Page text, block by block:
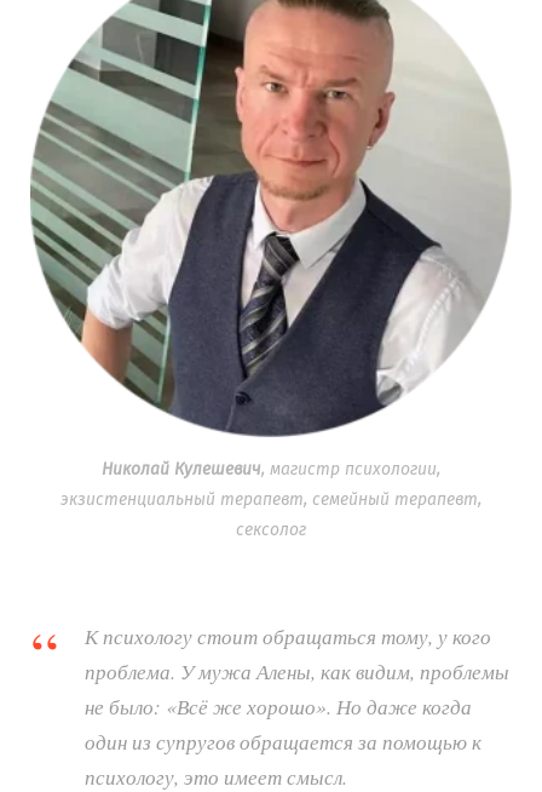
Николай Кулешевич, магистр психологии,
экзистенциальный терапевт, семейный терапевт,
сексолог
К психологу стоит обращаться тому, у кого
проблема. У мужа Алены, как видим, проблемы
не было: «Всё же хорошо». Но даже когда
один из супругов обращается за помощью к
психологу, это имеет смысл.